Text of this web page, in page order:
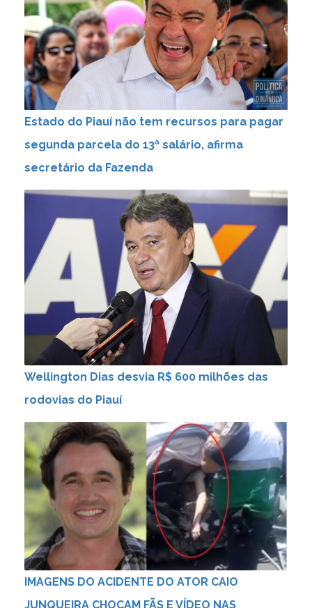
Estado do Piauí não tem recursos para pagar
segunda parcela do 13ª salário, afirma
secretário da Fazenda
Wellington Dias desvia R$ 600 milhões das
rodovias do Piauí
IMAGENS DO ACIDENTE DO ATOR CAIO
JUNQUEIRA CHOCAM FÃS E VÍDEO NAS